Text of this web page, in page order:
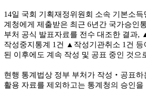
14일 국회 기획재정위원회 소속 기본소
계청에게 제출받은 최근 6년간 국가승인
부처 공식 발표자료를 전수 대조한 결과,
작성중지통계 1 건 ▲ 작성기관취소 1 건 등
된 이후에도 계속 작성 및 공표 중인 것으
현행 통계법상 정부 부처가 작성 ‧ 공표하
활용 자료를 제외하고는 통계청의 승인을